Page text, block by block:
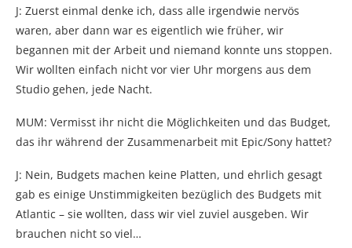
J: Zuerst einmal denke ich, dass alle irgendwie nervös
waren, aber dann war es eigentlich wie früher, wir
begannen mit der Arbeit und niemand konnte uns stoppen.
Wir wollten einfach nicht vor vier Uhr morgens aus dem
Studio gehen, jede Nacht.
MUM: Vermisst ihr nicht die Möglichkeiten und das Budget,
das ihr während der Zusammenarbeit mit Epic/Sony hattet?
J: Nein, Budgets machen keine Platten, und ehrlich gesagt
gab es einige Unstimmigkeiten bezüglich des Budgets mit
Atlantic – sie wollten, dass wir viel zuviel ausgeben. Wir
brauchen nicht so viel…